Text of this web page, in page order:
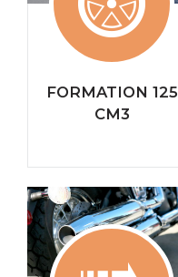
FORMATION 125
CM3